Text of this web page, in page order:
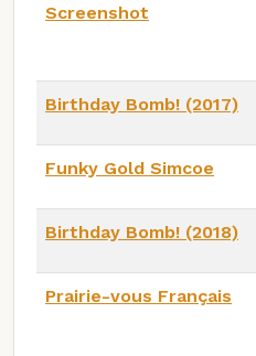
Screenshot
Birthday Bomb! (2017)
Funky Gold Simcoe
Birthday Bomb! (2018)
Prairie-vous Français